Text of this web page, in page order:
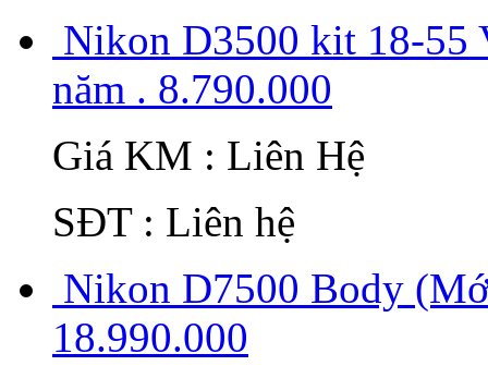
Nikon D3500 kit 18-55
năm . 8.790.000
Giá KM : Liên Hệ
SĐT : Liên hệ
Nikon D7500 Body
18.990.000